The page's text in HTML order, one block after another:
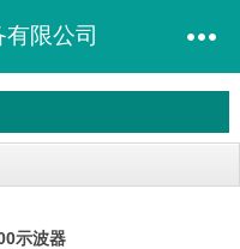
有限公司
示波器